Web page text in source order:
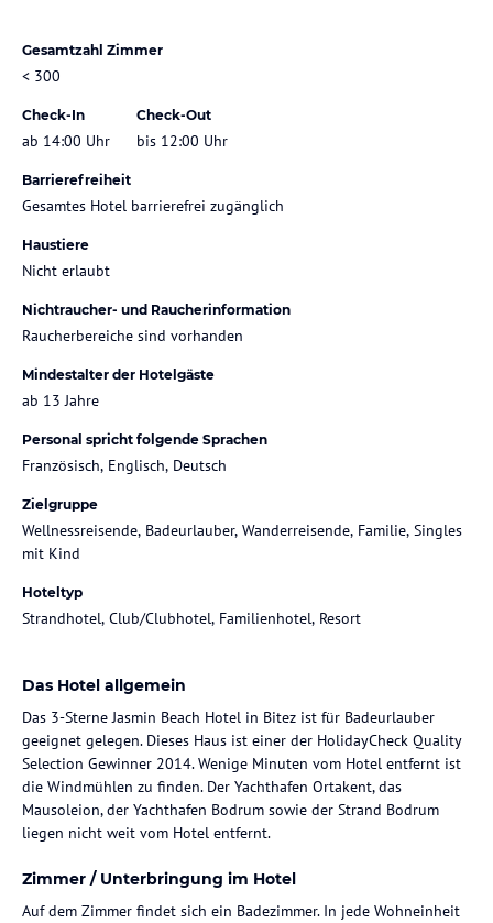
Gesamtzahl Zimmer
< 300
Check-In
ab 14:00 Uhr
Check-Out
bis 12:00 Uhr
Barrierefreiheit
Gesamtes Hotel barrierefrei zugänglich
Haustiere
Nicht erlaubt
Nichtraucher- und Raucherinformation
Raucherbereiche sind vorhanden
Mindestalter der Hotelgäste
ab 13 Jahre
Personal spricht folgende Sprachen
Französisch, Englisch, Deutsch
Zielgruppe
Wellnessreisende, Badeurlauber, Wanderreisende, Familie, Singles
mit Kind
Hoteltyp
Strandhotel, Club/Clubhotel, Familienhotel, Resort
Das Hotel allgemein
Das 3-Sterne Jasmin Beach Hotel in Bitez ist für Badeurlauber
geeignet gelegen. Dieses Haus ist einer der HolidayCheck Quality
Selection Gewinner 2014. Wenige Minuten vom Hotel entfernt ist
die Windmühlen zu finden. Der Yachthafen Ortakent, das
Mausoleion, der Yachthafen Bodrum sowie der Strand Bodrum
liegen nicht weit vom Hotel entfernt.
Zimmer / Unterbringung im Hotel
Auf dem Zimmer findet sich ein Badezimmer. In jede Wohneinheit